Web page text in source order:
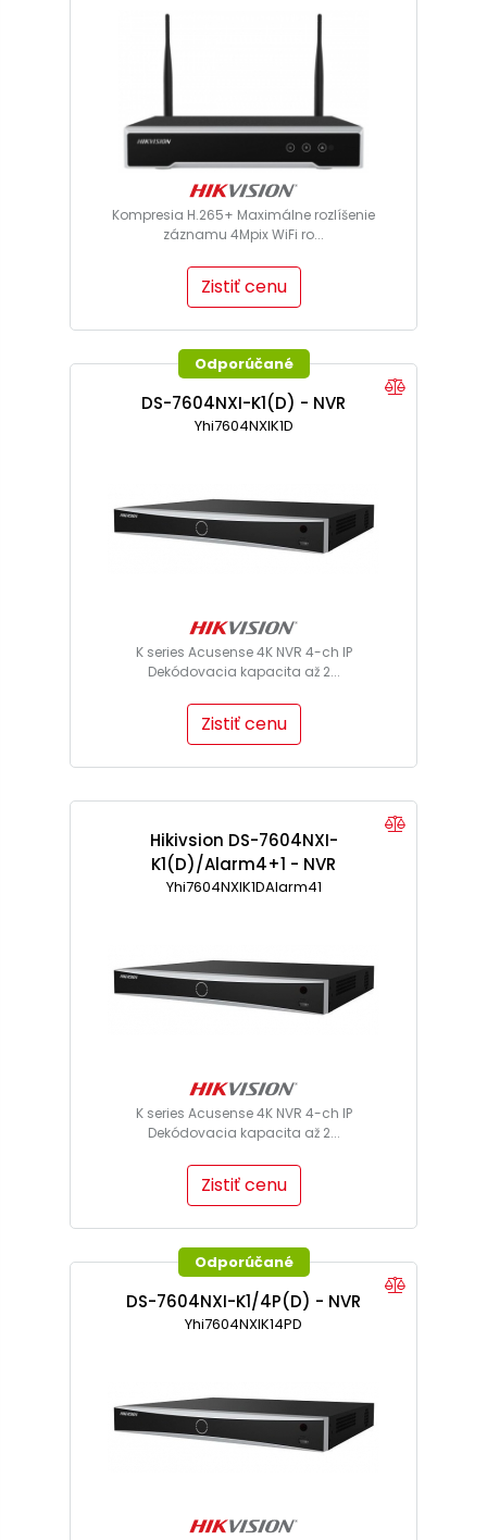
Kompresia H.265+ Maximálne rozlíšenie
záznamu 4Mpix WiFi ro...
Zistiť cenu
Odporúčané
DS-7604NXI-K1(D) - NVR
Yhi7604NXIK1D
K series Acusense 4K NVR 4-ch IP
Dekódovacia kapacita až 2...
Zistiť cenu
Hikivsion DS-7604NXI-
K1(D)/Alarm4+1 - NVR
Yhi7604NXIK1DAlarm41
K series Acusense 4K NVR 4-ch IP
Dekódovacia kapacita až 2...
Zistiť cenu
Odporúčané
DS-7604NXI-K1/4P(D) - NVR
Yhi7604NXIK14PD